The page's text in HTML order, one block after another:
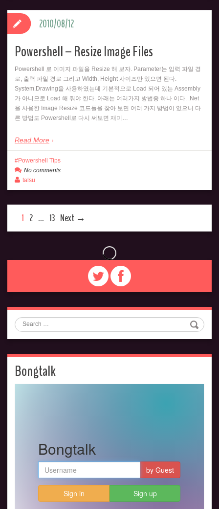
Powershell – Resize Image Files
Powershell 로 이미지 파일을 Resize 해 보자. Parameter는 입력 파일 경
로, 출력 파일 경로 그리고 Width, Height 사이즈만 있으면 된다.
System.Drawing을 사용하였는데 기본적으로 Load 되어 있는 Assembly
가 아니므로 Load 해 줘야 한다. 아래는 여러가지 방법중 하나 이다. .Net
을 사용한 Image Resize 코드들을 찾아 보면 여러 가지 방법이 있으니 다
른 방법도 Powershell로 다시 써보면 재미…
Read More
2010/08/12
Powershell Tips
No comments
talsu
1 2 … 13 Next →
Search
Bongtalk